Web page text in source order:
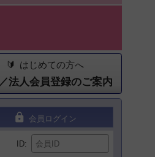
はじめての方へ
法人会員登録のご案内
lock 会員ログイン
ID